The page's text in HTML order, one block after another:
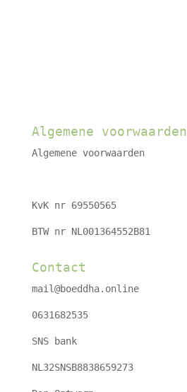
Algemene voorwaarden
Algemene voorwaarden
KvK nr 69550565
BTW nr NL001364552B81
Contact
mail@boeddha.online
0631682535
SNS bank
NL32SNSB8838659273